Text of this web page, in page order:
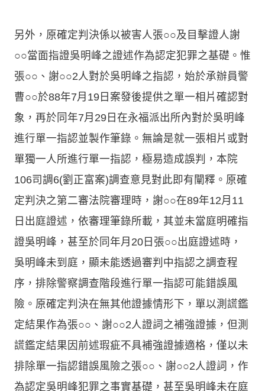
另外，原確定判決係以被害人張○○及目擊證人謝
○○當面指證吳明峰之證述作為認定犯罪之基礎。惟
張○○、謝○○2人對於吳明峰之指認，始於承辦員警
曹○○於88年7月19日案發後提供之單一相片確認對
象，再於同年7月29日在永福派出所內對於吳明峰
進行單一指認並製作筆錄。無論是就一張相片或對
單獨一人所進行單一指認，極易造成誤判，本院
106司調6(劉正富案)調查意見對此即有闡釋。原確
定判決之第二審法院審理時，謝○○在89年12月11
日出庭證述，依審理筆錄所載，其並未當庭明確指
證吳明峰，甚至於同年月20日張○○出庭證述時，
吳明峰未到庭，顯未能透過審判中指認之調查程
序，排除警察調查階段進行單一指認可能錯誤風
險。原確定判決在無其他證據情形下，單以測謊鑑
定結果作為張○○、謝○○2人證詞之補強證據，但測
謊鑑定結果因前述瑕疵不具補強證據適格，僅以未
排除單一指認錯誤風險之張○○、謝○○2人證詞，作
為認定吳明峰犯罪之事實基礎，甚至吳明峰未在庭